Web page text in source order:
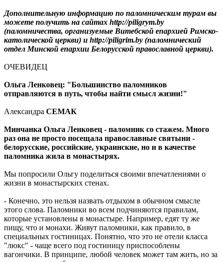
Дополнительную информацию по паломническим турам вы
можете получить на сайтах http://piligrym.by
(паломничества, организуемые Витебской епархией Римско-
католической церкви) и http://piligrim.by (паломнический
отдел Минской епархии Белорусской православной церкви).
ОЧЕВИДЕЦ
Ольга Ленковец: "Большинство паломников
отправляются в путь, чтобы найти смысл жизни!"
Александра СЕМАК
Минчанка Ольга Ленковец - паломник со стажем. Много
раз она не просто посещала православные святыни -
белорусские, российские, украинские, но и в качестве
паломника жила в монастырях.
Мы попросили Ольгу поделиться своими впечатлениями о
жизни в монастырских стенах.
- Конечно, это нельзя назвать отдыхом в обычном смысле
этого слова. Паломники во всем подчиняются правилам,
которые установлены в монастыре. Например, едят ту же
пищу, что и монахи. Живут паломники, как правило, в
специальных гостиницах. Понятно, что это не отели класса
"люкс" - чаще всего под гостиницу приспособлены
вагончики. В принципе, любой человек может там жить, но за